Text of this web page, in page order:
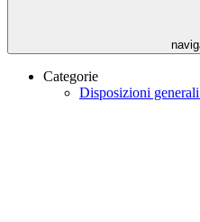
Categorie
Disposizioni generali